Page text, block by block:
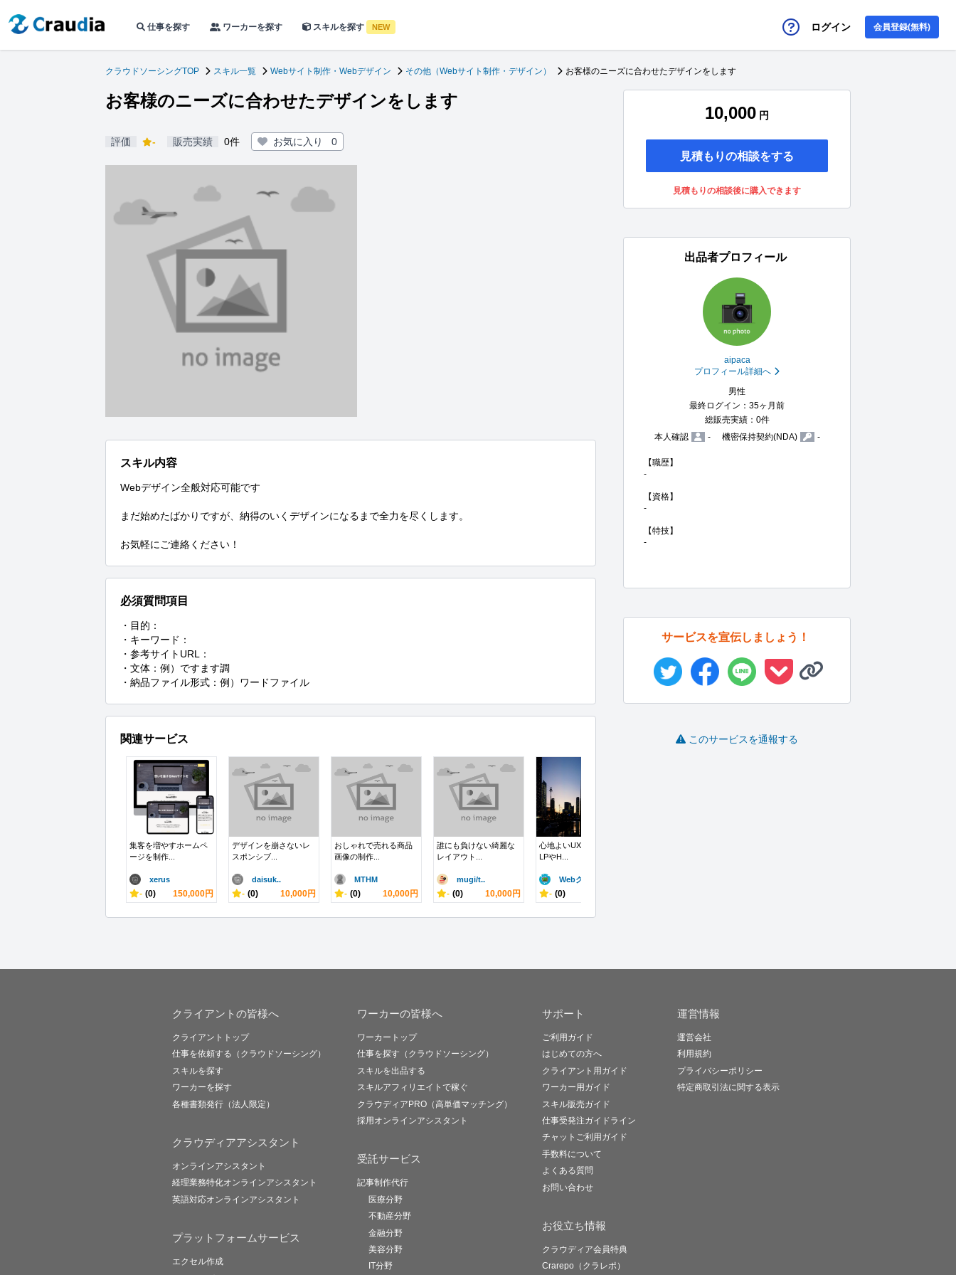
仕事を探す ワーカーを探す スキルを探す NEW ログイン 会員登録(無料)
クラウドソーシングTOP スキル一覧 Webサイト制作・Webデザイン その他（Webサイト制作・デザイン） お客様のニーズに合わせたデザインをします
お客様のニーズに合わせたデザインをします
評価 - 販売実績 0件 お気に入り 0
スキル内容
Webデザイン全般対応可能です
まだ始めたばかりですが、納得のいくデザインになるまで全力を尽くします。
お気軽にご連絡ください！
必須質問項目
・目的：
・キーワード：
・参考サイトURL：
・文体：例）ですます調
・納品ファイル形式：例）ワードファイル
関連サービス
集客を増やすホームペ
ージを制作...
xerus
- (0) 150,000円
デザインを崩さないレ
スポンシブ...
daisuk..
- (0) 10,000円
おしゃれで売れる商品
画像の制作...
MTHM
- (0) 10,000円
誰にも負けない綺麗な
レイアウト...
mugi/t..
- (0) 10,000円
心地よいUXを意識した
LPやH...
Webクリエ..
- (0)
10,000 円
見積もりの相談をする
見積もりの相談後に購入できます
出品者プロフィール
aipaca
プロフィール詳細へ
男性
最終ログイン：35ヶ月前
総販売実績：0件
本人確認
- 機密保持契約(NDA) -
【職歴】
-
【資格】
-
【特技】
-
サービスを宣伝しましょう！
このサービスを通報する
クライアントの皆様へ
クライアントトップ
仕事を依頼する（クラウドソーシング）
スキルを探す
ワーカーを探す
各種書類発行（法人限定）
クラウディアアシスタント
オンラインアシスタント
経理業務特化オンラインアシスタント
英語対応オンラインアシスタント
プラットフォームサービス
エクセル作成
ワーカーの皆様へ
ワーカートップ
仕事を探す（クラウドソーシング）
スキルを出品する
スキルアフィリエイトで稼ぐ
クラウディアPRO（高単価マッチング）
採用オンラインアシスタント
受託サービス
記事制作代行
医療分野
不動産分野
金融分野
美容分野
IT分野
サポート
ご利用ガイド
はじめての方へ
クライアント用ガイド
ワーカー用ガイド
スキル販売ガイド
仕事受発注ガイドライン
チャットご利用ガイド
手数料について
よくある質問
お問い合わせ
お役立ち情報
クラウディア会員特典
Crarepo（クラレポ）
運営情報
運営会社
利用規約
プライバシーポリシー
特定商取引法に関する表示